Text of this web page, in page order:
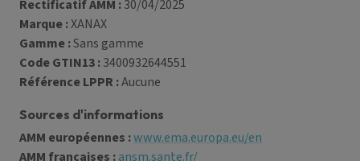
Rectificatif AMM :30/04/2025
Marque :XANAX
Gamme :Sans gamme
Code GTIN13 :3400932644551
Référence LPPR :Aucune
Sources d'informations
AMM européennes :www.ema.europa.eu/en
AMM françaises :ansm.sante.fr/